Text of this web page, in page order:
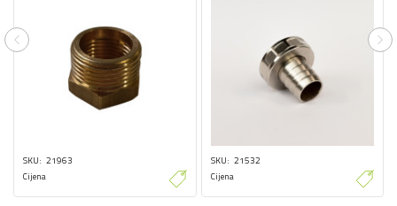
SKU 21963
Cijena
SKU 21532
Cijena
Previous